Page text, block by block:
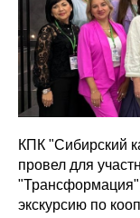
КПК "Сибирский
провел для
экскурсию по